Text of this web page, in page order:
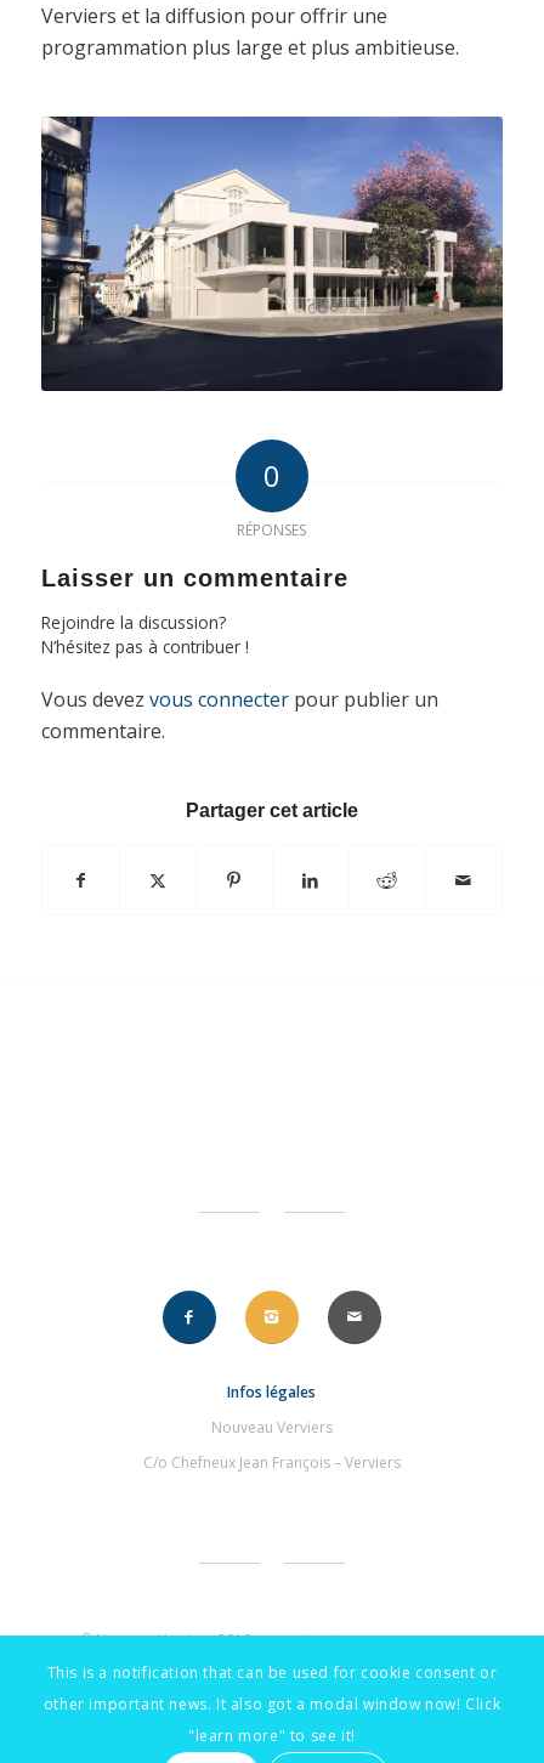
Verviers et la diffusion pour offrir une
programmation plus large et plus ambitieuse.
0
RÉPONSES
Laisser un commentaire
Rejoindre la discussion?
N’hésitez pas à contribuer !
Vous devez vous connecterpour publier un
commentaire.
Partager cet article
Infos légales
Nouveau Verviers
C/o Chefneux Jean François – Verviers
© NouveauVerviers 2019 – une signature.compourvous
This is a notification that can be used for cookie consent or
other important news. It also got a modal window now! Click
"learn more" to see it!